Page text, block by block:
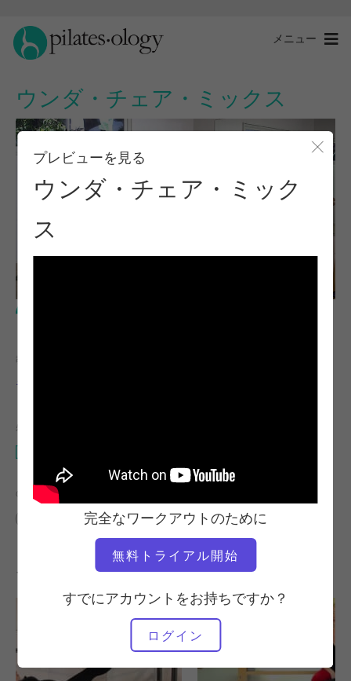
メニュー
ウンダ・チェア・ミックス
モ
プレビューを見る
ウンダ・チェア・ミック
ス
完全なワークアウトのために
無料トライアル開始
すでにアカウントをお持ちですか？
ログイン
教師
モリー・ナイルズ・レンショウ
必要な機材
の類似クラスを検索
30～40分 ウンダ・チェア
その他のワークアウト